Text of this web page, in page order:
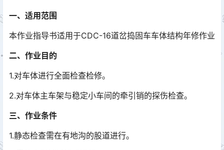
一、适用范围
本作业指导书适用于CDC-16道岔捣固车车体结构年修作业
二、作业目的
1.对车体进行全面检查检修。
2.对车体主车架与稳定小车间的牵引销的探伤检查。
三、作业条件
1.静态检查需在有地沟的股道进行。